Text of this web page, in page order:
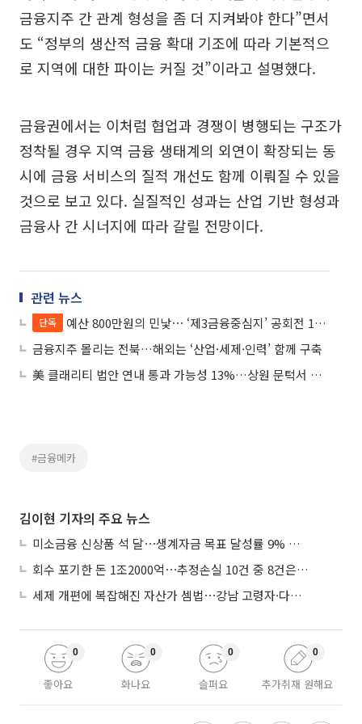
금융지주 간 관계 형성을 좀 더 지켜봐야 한다”면서
도 “정부의 생산적 금융 확대 기조에 따라 기본적으
로 지역에 대한 파이는 커질 것”이라고 설명했다.
금융권에서는 이처럼 협업과 경쟁이 병행되는 구조가
정착될 경우 지역 금융 생태계의 외연이 확장되는 동
시에 금융 서비스의 질적 개선도 함께 이뤄질 수 있을
것으로 보고 있다. 실질적인 성과는 산업 기반 형성과
금융사 간 시너지에 따라 갈릴 전망이다.
관련 뉴스
단독
예산 800만원의 민낯⋯ ‘제3금융중심지’ 공회전 10년째
금융지주 몰리는 전북…해외는 ‘산업·세제·인력’ 함께 구축
美 클래리티 법안 연내 통과 가능성 13%…상원 문턱서 제동
#금융메카
김이현 기자의 주요 뉴스
미소금융 신상품 석 달⋯생계자금 목표 달성률 9% 그쳐
회수 포기한 돈 1조2000억⋯추정손실 10건 중 8건은 기업대출
세제 개편에 복잡해진 자산가 셈법⋯강남 고령자·다주택자 ‘자산재편 고심’
좋아요
0
화나요
0
슬퍼요
0
추가취재 원해요
0